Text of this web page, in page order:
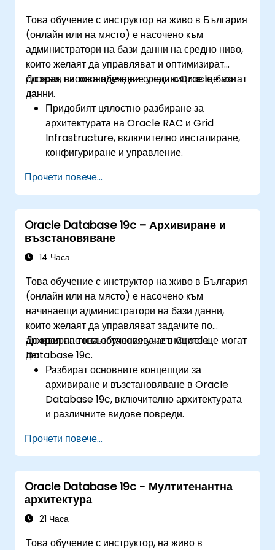
Научат разширени функции като Active
Data Guard, Data Guard с RAC и
осигуряване на защита на комуникациите в
Data Guard.
Прилагат най-добри практики за планиране
на възстановяване при бедствия,
осигуряване на консистентност на данните
и автоматизиране на операциите в Data
Guard.
Това обучение с инструктор на живо в България
(онлайн или на място) е насочено към
администратори на бази данни на средно ниво,
които желаят да управляват и оптимизират
сложни, високонадеждни среди с Oracle бази
данни.
До края на това обучение участниците ще могат
да:
Придобият цялостно разбиране за
архитектурата на Oracle RAC и Grid
Infrastructure, включително инсталиране,
конфигуриране и управление.
на Automatic Storage Management
(ASM), включително управление на дискови
групи, настройка на инстанции и
архивиране/възстановяване.
Научат усъвършенствани техники за
настройка на производителността на RAC,
бедствия и най-добри практики за висока
достъпност.
Придобият умения за отстраняване на
проблеми и диагностика за разрешаване на
проблеми в среди с RAC и Grid
Infrastructure.
Разберат процеса на прилагане на пачове и
надграждане на Oracle RAC и Grid
Infrastructure, като същевременно
минимизират времето за престой и
Прочети повече...
Oracle Database 19c – Архивиране и
възстановяване
14 Часа
Това обучение с инструктор на живо в България
(онлайн или на място) е насочено към
начинаещи администратори на бази данни,
които желаят да управляват задачите по
архивиране и възстановяване в Oracle
Database 19c.
До края на това обучение участниците ще могат
да:
Разбират основните концепции за
архивиране и възстановяване в Oracle
Database 19c, включително архитектурата
и различните видове повреди.
конфигурирането на настройките за
архивиране и възстановяване, включително
RMAN средата и бързата зона за
възстановяване (fast recovery area).
Развият практически умения за извършване
на различни видове архивиране и операции
инкрементално и възстановяване до
Прочети повече...
Oracle Database 19c - Мултитенантна
архитектура
21 Часа
Това обучение с инструктор, на живо в